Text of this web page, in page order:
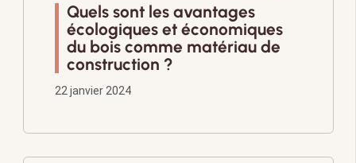
Quels sont les avantages
écologiques et économiques
du bois comme matériau de
construction ?
22 janvier 2024